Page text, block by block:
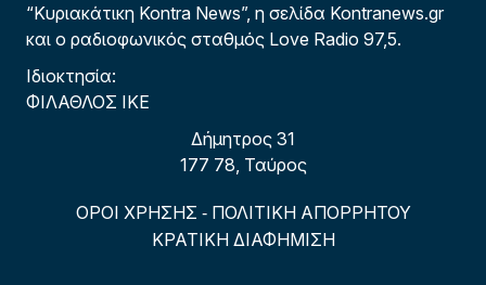
“Κυριακάτικη Kontra News”, η σελίδα Kontranews.gr
και ο ραδιοφωνικός σταθμός Love Radio 97,5.
Ιδιοκτησία:
ΦΙΛΑΘΛΟΣ ΙΚΕ
Δήμητρος 31
177 78, Ταύρος
ΟΡΟΙ ΧΡΗΣΗΣ - ΠΟΛΙΤΙΚΗ ΑΠΟΡΡΗΤΟΥ
ΚΡΑΤΙΚΗ ΔΙΑΦΗΜΙΣΗ